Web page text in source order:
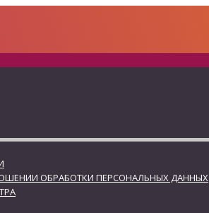
ОБРАБОТКИ ПЕРСОНАЛЬНЫХ ДАННЫХ